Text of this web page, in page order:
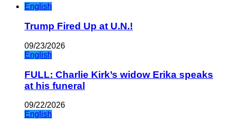
English
Trump Fired Up at U.N.!
09/23/2026
English
FULL: Charlie Kirk’s widow Erika speaks
at his funeral
09/22/2026
English